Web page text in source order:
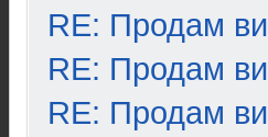
RE: Продам
RE: Продам
RE: Продам